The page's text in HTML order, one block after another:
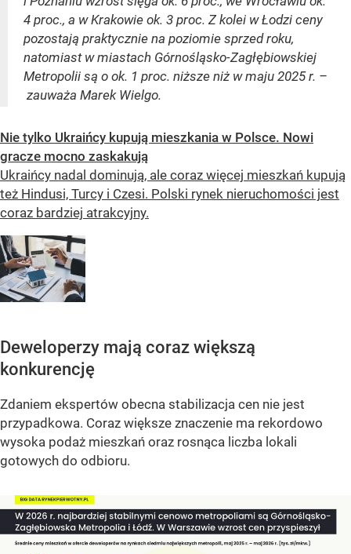
4 proc., a w Krakowie ok. 3 proc. Z kolei w Łodzi ceny
pozostają praktycznie na poziomie sprzed roku,
natomiast w miastach Górnośląsko-Zagłębiowskiej
Metropolii są o ok. 1 proc. niższe niż w maju 2025 r. –
zauważa Marek Wielgo.
Nie tylko Ukraińcy kupują mieszkania w Polsce. Nowi
gracze mocno zaskakują
Ukraińcy nadal dominują, ale coraz więcej mieszkań kupują
też Hindusi, Turcy i Czesi. Polski rynek nieruchomości jest
coraz bardziej atrakcyjny.
Deweloperzy mają coraz większą
konkurencję
Zdaniem ekspertów obecna stabilizacja cen nie jest
przypadkowa. Coraz większe znaczenie ma rekordowo
wysoka podaż mieszkań oraz rosnąca liczba lokali
gotowych do odbioru.